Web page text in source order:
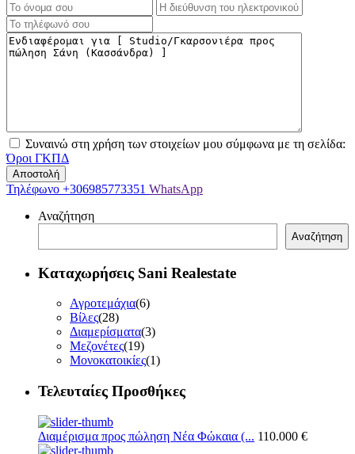
Συναινώ στη χρήση των στοιχείων μου σύμφωνα με τη σελίδα:
Όροι ΓΚΠΔ
Τηλέφωνο +306985773351 WhatsApp
Αναζήτηση
Αναζήτηση
Καταχωρήσεις Sani Realestate
Αγροτεμάχια(6)
Βίλες(28)
Διαμερίσματα(3)
Μεζονέτες(19)
Μονοκατοικίες(1)
Τελευταίες Προσθήκες
Διαμέρισμα προς πώληση Νέα Φώκαια (... 110.000 €